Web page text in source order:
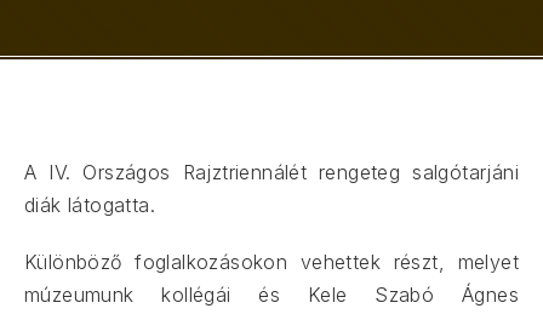
A IV. Országos Rajztriennálét rengeteg salgótarjáni
diák látogatta.
Különböző foglalkozásokon vehettek részt, melyet
múzeumunk kollégái és Kele Szabó Ágnes